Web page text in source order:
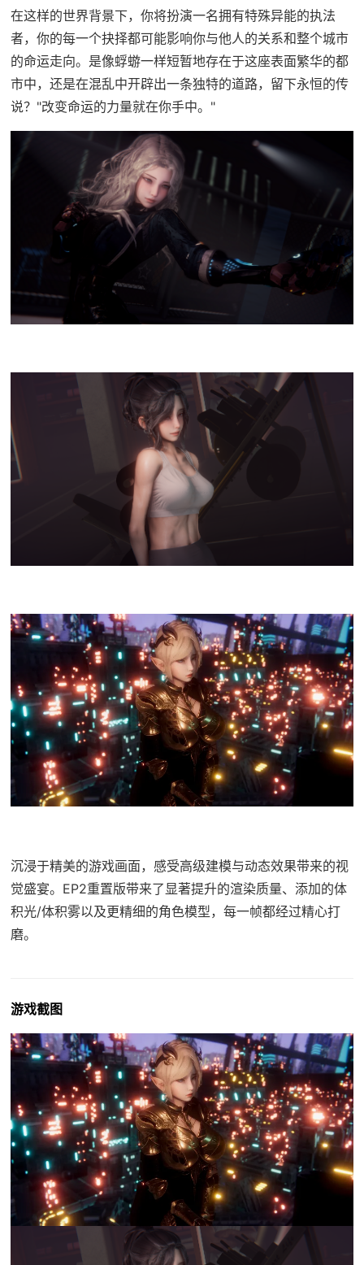
在这样的世界背景下，你将扮演一名拥有特殊异能的执法
者，你的每一个抉择都可能影响你与他人的关系和整个城市
的命运走向。是像蜉蝣一样短暂地存在于这座表面繁华的都
市中，还是在混乱中开辟出一条独特的道路，留下永恒的传
说？"改变命运的力量就在你手中。"
沉浸于精美的游戏画面，感受高级建模与动态效果带来的视
觉盛宴。EP2重置版带来了显著提升的渲染质量、添加的体
积光/体积雾以及更精细的角色模型，每一帧都经过精心打
磨。
游戏截图